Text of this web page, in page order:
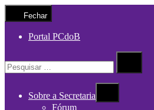
Fechar
Portal PCdoB
por:
Procurar
Sobre a Secretaria
Fórum